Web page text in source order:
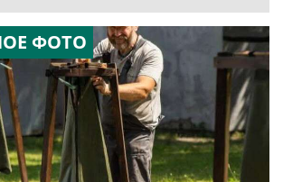
ФОТО